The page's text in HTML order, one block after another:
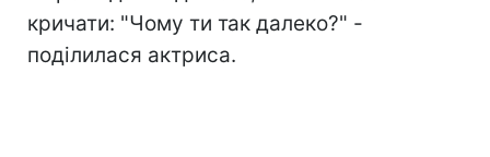
кричати: "Чому ти так далеко?" -
поділилася актриса.